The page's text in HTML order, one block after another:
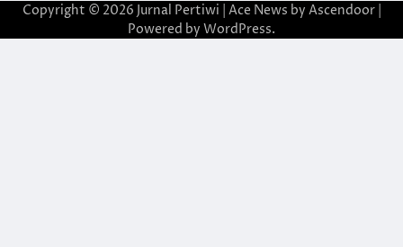
Copyright © 2026 Jurnal Pertiwi | Ace News by Ascendoor|
Powered by WordPress.